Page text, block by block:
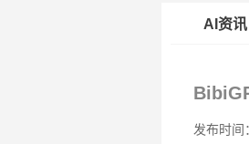
AI资讯
发布时